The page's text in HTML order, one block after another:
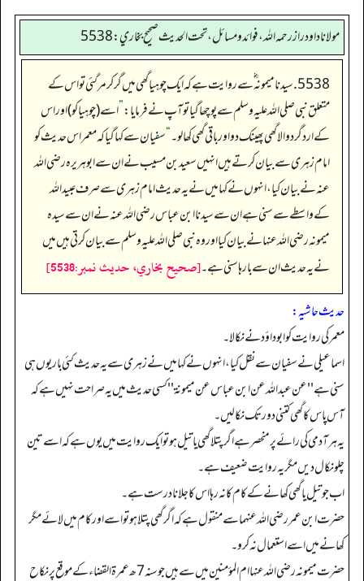
مولانا داود راز رحمه الله، فوائد و مسائل، تحت الحديث صحيح بخاري: 5538
5538. سیدنا میمونہ ؓ سے روایت ہے کہ ایک چوہیا گھی میں گر کر مر گئی تو اس کے
متعلق نبی صلی اللہ علیہ وسلم سے پوچھا گیا تو آپ نے فرمایا:”اسے (چوہیا کو) اور اس
کے ارد گرد والا گھی پھینک دو اور باقی گھی کھالو۔“سفیان سے کہا گیا کہ معمر اس حدیث کو
امام زہری سے بیان کرتے ہیں انہیں سعید بن مسیب نے ان سے ابو ہریرہ رضی اللہ
عنہ نے بیان کیا، انہوں نے کہا میں نے یہ حدیث امام زہری سے صرف عبید اللہ
کے واسطے سے سنی ہے ان سے سیدنا ابن عباس رضی اللہ عنہ نے ان سے سیدہ
میمونہ رضی اللہ عنہا نے بیان کیا اور وہ نبی صلی اللہ علیہ وسلم سے بیان کرتی ہیں میں
نے یہ حدیث ان سے بارہا سنی ہے۔[صحيح بخاري، حديث نمبر:5538]
حدیث حاشیہ:
معمر کی روایت کو ابوداؤد نے نکالا۔
اسماعیلی نے سفیان سے نقل کیا، انہوں نے کہا میں نے زہری سے یہ حدیث کئی بار یوں ہی
سنی ہے ''عن عبداللہ عن ابن عباس عن میمونة'' کسی حدیث میں یہ صراحت نہیں ہے کہ
آس پاس کا گھی کتنی دور تک نکالیں۔
یہ ہر آدمی کی رائے پر منحصر ہے اگر پتلا گھی یا تیل ہو تو ایک روایت میں یوں ہے کہ اسے تین
چلو نکال دیں مگر یہ روایت ضعیف ہے۔
اب جو تیل یا گھی کھانے کے کام کا نہ رہا اس کا جلانا درست ہے۔
حضرت ابن عمر رضی اللہ عنہما سے منقول ہے کہ اگر گھی پتلا ہو تو اسے اور کام میں لائے مگر
کھانے میں اسے استعمال نہ کرو۔
حضرت میمونہ رضی اللہ عنہا ام المؤمنین میں سے ہیں جو سنہ7ھ عمرۃ القضاء کے موقع پر نکاح